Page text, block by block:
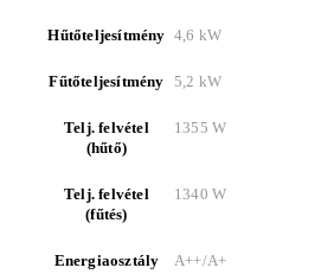
Hűtőteljesítmény 4,6 kW
Fűtőteljesítmény 5,2 kW
Telj. felvétel
(hűtő)
1355 W
Telj. felvétel
(fűtés)
1340 W
Energiaosztály A++/A+